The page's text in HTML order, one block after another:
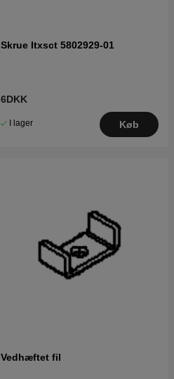
Skrue Itxsct 5802929-01
6DKK
I lager Køb
Vedhæftet fil